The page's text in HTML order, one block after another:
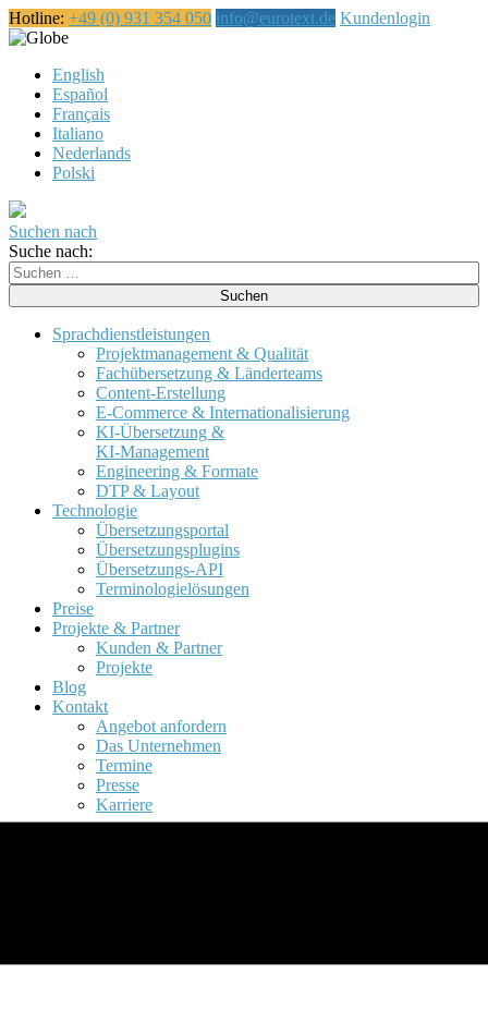
Hotline: +49 (0) 931 354 050 info@eurotext.de Kundenlogin
English
Español
Français
Italiano
Nederlands
Polski
Suchen nach
Suche nach:
Sprachdienstleistungen
Projektmanagement & Qualität
Fachübersetzung & Länderteams
Content-Erstellung
E-Commerce & Internationalisierung
KI-Übersetzung &
KI-Management
Engineering & Formate
DTP & Layout
Technologie
Übersetzungsportal
Übersetzungsplugins
Übersetzungs-API
Terminologielösungen
Preise
Projekte & Partner
Kunden & Partner
Projekte
Blog
Kontakt
Angebot anfordern
Das Unternehmen
Termine
Presse
Karriere